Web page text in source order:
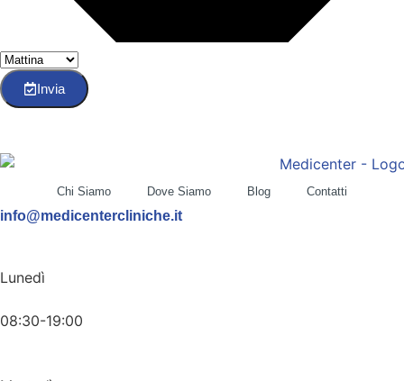
Invia
Chi Siamo Dove Siamo Blog Contatti
info@medicentercliniche.it
Lunedì
08:30-19:00